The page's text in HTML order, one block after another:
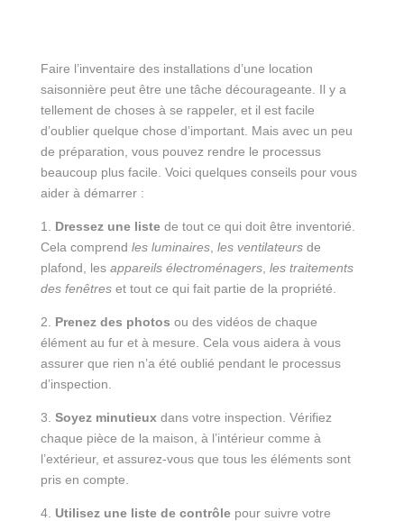
Faire l’inventaire des installations d’une location
saisonnière peut être une tâche décourageante. Il y a
tellement de choses à se rappeler, et il est facile
d’oublier quelque chose d’important. Mais avec un peu
de préparation, vous pouvez rendre le processus
beaucoup plus facile. Voici quelques conseils pour vous
aider à démarrer :
1. Dressez une listede tout ce qui doit être inventorié.
Cela comprend les luminaires, les ventilateursde
plafond, les appareils électroménagers, les traitements
des fenêtreset tout ce qui fait partie de la propriété.
2. Prenez des photos ou des vidéos de chaque
élément au fur et à mesure. Cela vous aidera à vous
assurer que rien n’a été oublié pendant le processus
d’inspection.
3. Soyez minutieux dans votre inspection. Vérifiez
chaque pièce de la maison, à l’intérieur comme à
l’extérieur, et assurez-vous que tous les éléments sont
pris en compte.
4. Utilisez une liste de contrôlepour suivre votre